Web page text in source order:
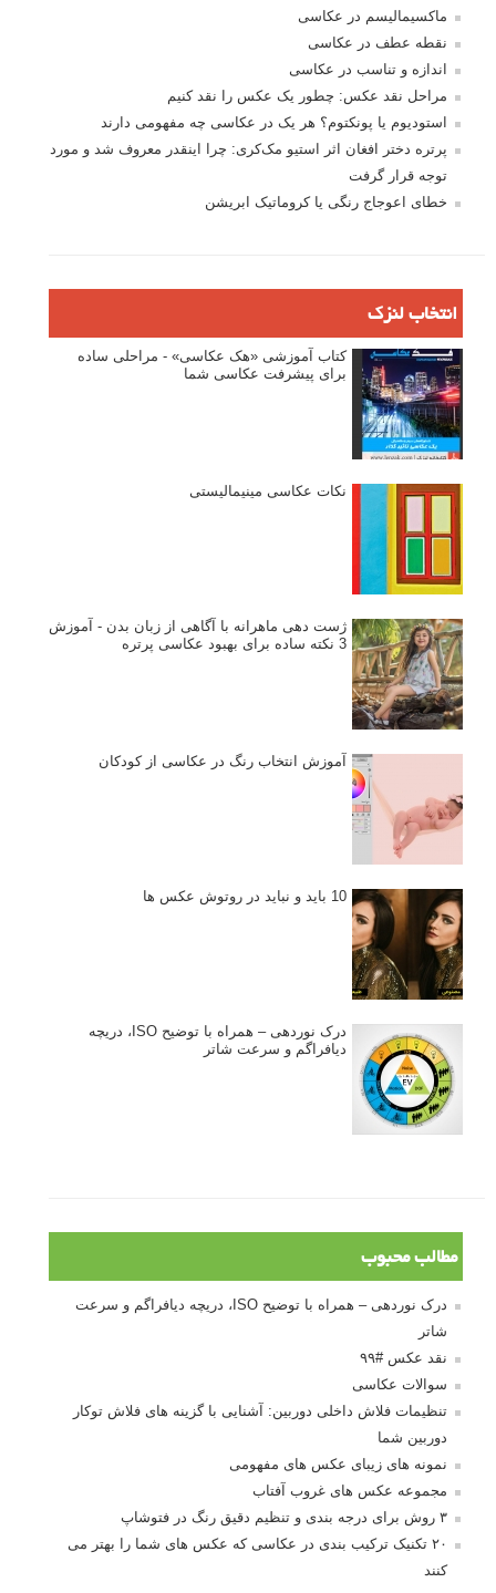
ماکسیمالیسم در عکاسی
نقطه عطف در عکاسی
اندازه و تناسب در عکاسی
مراحل نقد عکس: چطور یک عکس را نقد کنیم
استودیوم یا پونکتوم؟ هر یک در عکاسی چه مفهومی دارند
پرتره دختر افغان اثر استیو مک‌کری: چرا اینقدر معروف شد و مورد
توجه قرار گرفت
خطای اعوجاج رنگی یا کروماتیک ابریشن
انتخاب لنزک
کتاب آموزشی «هک عکاسی» - مراحلی ساده
برای پیشرفت عکاسی شما
نکات عکاسی مینیمالیستی
ژست دهی ماهرانه با آگاهی از زبان بدن - آموزش
3 نکته ساده برای بهبود عکاسی پرتره
آموزش انتخاب رنگ در عکاسی از کودکان
10 باید و نباید در روتوش عکس ها
درک نوردهی – همراه با توضیح ISO، دریچه
دیافراگم و سرعت شاتر
مطالب محبوب
درک نوردهی – همراه با توضیح ISO، دریچه دیافراگم و سرعت
شاتر
نقد عکس #۹۹
سوالات عکاسی
تنظیمات فلاش داخلی دوربین: آشنایی با گزینه های فلاش توکار
دوربین شما
نمونه های زیبای عکس های مفهومی
مجموعه عکس های غروب آفتاب
۳ روش برای درجه بندی و تنظیم دقیق رنگ در فتوشاپ
۲۰ تکنیک ترکیب بندی در عکاسی که عکس های شما را بهتر می
کنند